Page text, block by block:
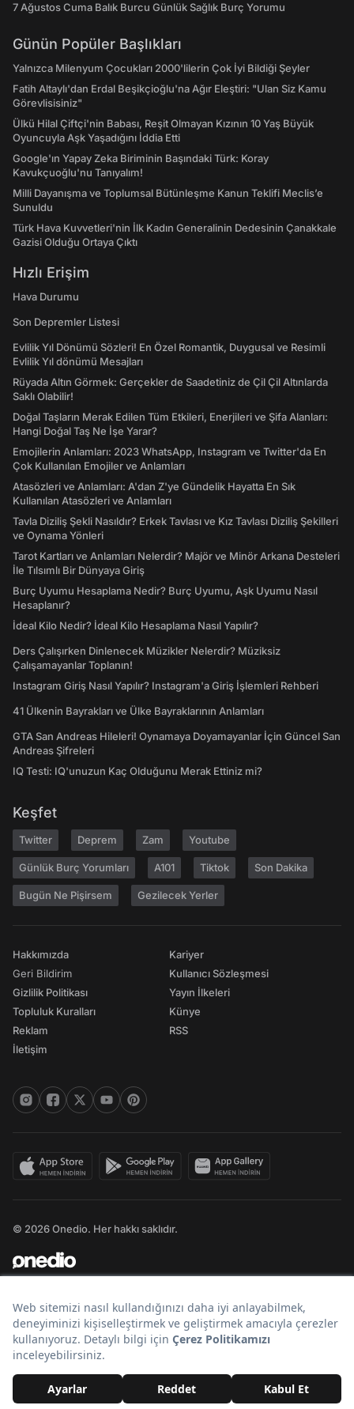
7 Ağustos Cuma Balık Burcu Günlük Sağlık Burç Yorumu
Günün Popüler Başlıkları
Yalnızca Milenyum Çocukları 2000'lilerin Çok İyi Bildiği Şeyler
Fatih Altaylı'dan Erdal Beşikçioğlu'na Ağır Eleştiri: "Ulan Siz Kamu
Görevlisisiniz"
Ülkü Hilal Çiftçi'nin Babası, Reşit Olmayan Kızının 10 Yaş Büyük
Oyuncuyla Aşk Yaşadığını İddia Etti
Google'ın Yapay Zeka Biriminin Başındaki Türk: Koray
Kavukçuoğlu'nu Tanıyalım!
Milli Dayanışma ve Toplumsal Bütünleşme Kanun Teklifi Meclis’e
Sunuldu
Türk Hava Kuvvetleri'nin İlk Kadın Generalinin Dedesinin Çanakkale
Gazisi Olduğu Ortaya Çıktı
Hızlı Erişim
Hava Durumu
Son Depremler Listesi
Evlilik Yıl Dönümü Sözleri! En Özel Romantik, Duygusal ve Resimli
Evlilik Yıl dönümü Mesajları
Rüyada Altın Görmek: Gerçekler de Saadetiniz de Çil Çil Altınlarda
Saklı Olabilir!
Doğal Taşların Merak Edilen Tüm Etkileri, Enerjileri ve Şifa Alanları:
Hangi Doğal Taş Ne İşe Yarar?
Emojilerin Anlamları: 2023 WhatsApp, Instagram ve Twitter'da En
Çok Kullanılan Emojiler ve Anlamları
Atasözleri ve Anlamları: A'dan Z'ye Gündelik Hayatta En Sık
Kullanılan Atasözleri ve Anlamları
Tavla Diziliş Şekli Nasıldır? Erkek Tavlası ve Kız Tavlası Diziliş Şekilleri
ve Oynama Yönleri
Tarot Kartları ve Anlamları Nelerdir? Majör ve Minör Arkana Desteleri
İle Tılsımlı Bir Dünyaya Giriş
Burç Uyumu Hesaplama Nedir? Burç Uyumu, Aşk Uyumu Nasıl
Hesaplanır?
İdeal Kilo Nedir? İdeal Kilo Hesaplama Nasıl Yapılır?
Ders Çalışırken Dinlenecek Müzikler Nelerdir? Müziksiz
Çalışamayanlar Toplanın!
Instagram Giriş Nasıl Yapılır? Instagram'a Giriş İşlemleri Rehberi
41 Ülkenin Bayrakları ve Ülke Bayraklarının Anlamları
GTA San Andreas Hileleri! Oynamaya Doyamayanlar İçin Güncel San
Andreas Şifreleri
IQ Testi: IQ'unuzun Kaç Olduğunu Merak Ettiniz mi?
Keşfet
Twitter Deprem Zam Youtube
Günlük Burç Yorumları A101 Tiktok Son Dakika
Bugün Ne Pişirsem Gezilecek Yerler
Hakkımızda
Geri Bildirim
Gizlilik Politikası
Topluluk Kuralları
Reklam
İletişim
Kariyer
Kullanıcı Sözleşmesi
Yayın İlkeleri
Künye
RSS
© 2026 Onedio. Her hakkı saklıdır.
Bir markasıdır.